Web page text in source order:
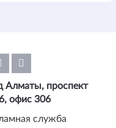
Алматы, проспект
офис 306
служба